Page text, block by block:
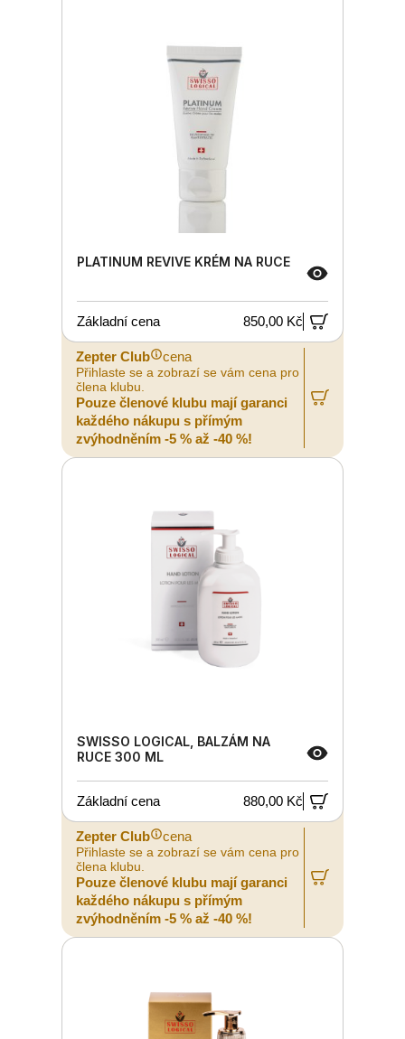
PLATINUM REVIVE KRÉM NA RUCE
Základní cena 850,00 Kč
Zepter Club cena
Přihlaste se a zobrazí se vám cena pro
člena klubu.
Pouze členové klubu mají garanci
každého nákupu s přímým
zvýhodněním -5 % až -40 %!
SWISSO LOGICAL, BALZÁM NA
RUCE 300 ML
Základní cena 880,00 Kč
Zepter Club cena
Přihlaste se a zobrazí se vám cena pro
člena klubu.
Pouze členové klubu mají garanci
každého nákupu s přímým
zvýhodněním -5 % až -40 %!